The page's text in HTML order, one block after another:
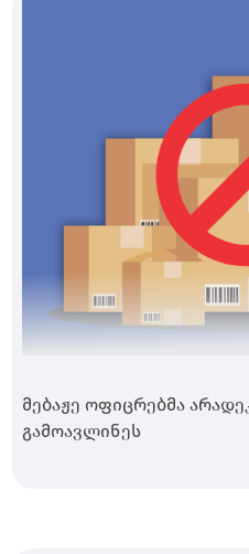
მებაჟე ოფიცრებმა
გამოავლინეს